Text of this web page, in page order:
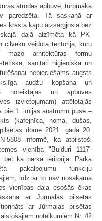
atrodas apbūve, turpmāka
paredzēta. Tā saskaņā ar
krasta kāpu aizsargjoslā bez
daļā atzīmēta kā PK-
cilvēku veidota teritorija, kuru
arhitektūras formu
sanitāri higiēniska un
nepieciešams augsts
audžu kopšana un
noteiktajās un apbūves
izvietojumam) attēlotajās
pie 1. līnijas austrumu pusē –
(kafejnīca, noma, dušas,
dome 2021. gada 20.
5808 informē, ka atbilstoši
vienība "Bulduri 1117"
bet kā parka teritorija. Parka
pakalpojumu funkciju
līdz ar to nav nosakāma
vienības daļa esošās ēkas
ar Jūrmalas pilsētas
ar Jūrmalas pilsētas
noteikumiem Nr. 42